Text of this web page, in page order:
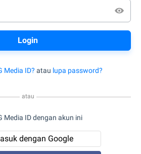
Media ID? atau lupa password?
atau
Media ID dengan akun ini
dengan Google